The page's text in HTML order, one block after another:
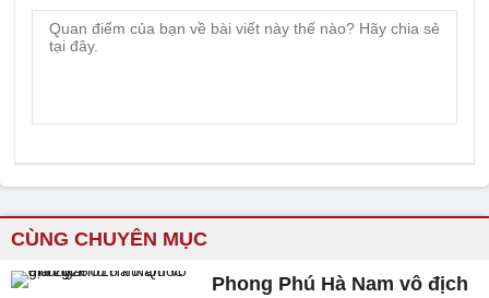
CÙNG CHUYÊN MỤC
Phong Phú Hà Nam vô địch